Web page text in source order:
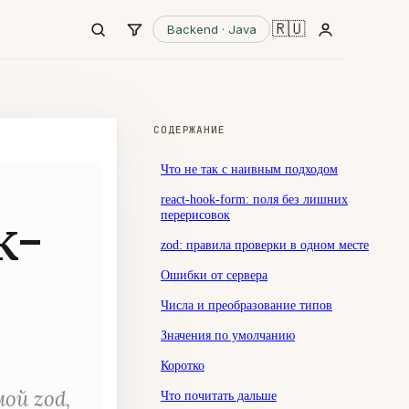
Backend · Java 🇷🇺
zod,
СОДЕРЖАНИЕ
Что не так с наивным подходом
react-hook-form: поля без лишних
перерисовок
zod: правила проверки в одном месте
Ошибки от сервера
Числа и преобразование типов
Значения по умолчанию
Коротко
Что почитать дальше